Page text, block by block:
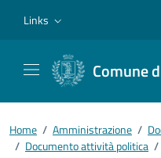
Links
Comune
Home / Amministrazione /
/ Documento attività politica /